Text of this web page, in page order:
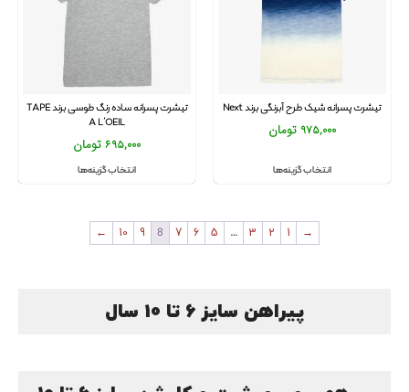
تیشرت پسرانه شیک طرح آبرنگی برند Next
975,000 تومان
انتخاب گزینه‌ها
تیشرت پسرانه ساده رنگ طوسی برند TAPE
A L’OEIL
695,000تومان
انتخاب گزینه‌ها
→
1
2
3
…
5
6
7
8
9
10
←
پیراهن سایز 6 تا 10 سال